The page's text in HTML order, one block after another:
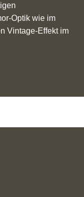
Optik wie im
Vintage-Effekt im